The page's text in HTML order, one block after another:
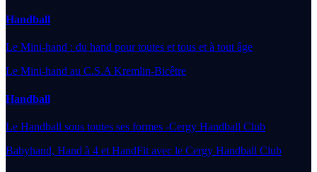
Handball
Le Mini-hand : du hand pour toutes et tous et à tout âge
Le Mini-hand au C.S.A Kremlin-Bicêtre
Handball
Le Handball sous toutes ses formes -Cergy Handball Club
Babyhand, Hand à 4 et HandFit avec le Cergy Handball Club